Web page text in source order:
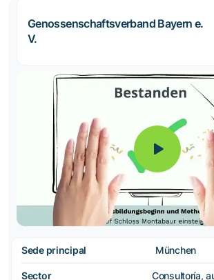
Genossenschaftsverband Bayern e.
V.
Sede principal München
Sector
Consultoría,